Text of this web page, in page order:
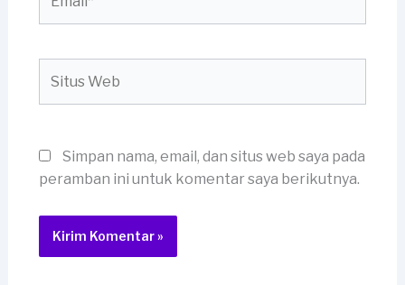
Web
Simpan nama, email, dan situs web saya pada
peramban ini untuk komentar saya berikutnya.